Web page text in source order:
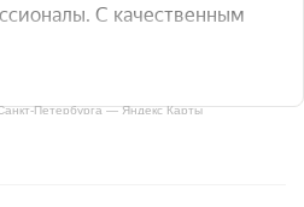
— Яндекс Карты